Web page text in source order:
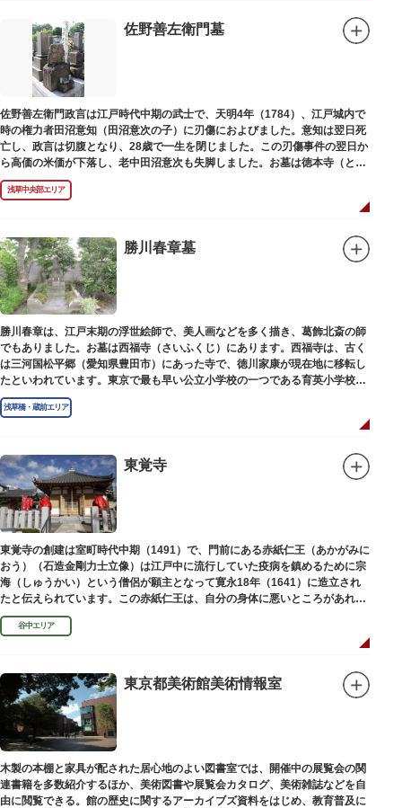
佐野善左衛門墓
佐野善左衛門政言は江戸時代中期の武士で、天明4年（1784）、江戸城内で
時の権力者田沼意知（田沼意次の子）に刃傷におよびました。意知は翌日死
亡し、政言は切腹となり、28歳で一生を閉じました。この刃傷事件の翌日か
ら高価の米価が下落し、老中田沼意次も失脚しました。お墓は徳本寺（とく
ほんじ）境内にあります。
浅草中央部エリア
勝川春章墓
勝川春章は、江戸末期の浮世絵師で、美人画などを多く描き、葛飾北斎の師
でもありました。お墓は西福寺（さいふくじ）にあります。西福寺は、古く
は三河国松平郷（愛知県豊田市）にあった寺で、徳川家康が現在地に移転し
たといわれています。東京で最も早い公立小学校の一つである育英小学校の
発祥の地としても知られています。
浅草橋・蔵前エリア
東覚寺
東覚寺の創建は室町時代中期（1491）で、門前にある赤紙仁王（あかがみに
おう）（石造金剛力士立像）は江戸中に流行していた疫病を鎮めるために宗
海（しゅうかい）という僧侶が願主となって寛永18年（1641）に造立され
たと伝えられています。この赤紙仁王は、自分の身体に悪いところがあれ
ば、仁王像の同じところに赤紙を貼ると病気が治ると信仰されています。
谷中エリア
東京都美術館美術情報室
木製の本棚と家具が配された居心地のよい図書室では、開催中の展覧会の関
連書籍を多数紹介するほか、美術図書や展覧会カタログ、美術雑誌などを自
由に閲覧できる。館の歴史に関するアーカイブズ資料をはじめ、教育普及に